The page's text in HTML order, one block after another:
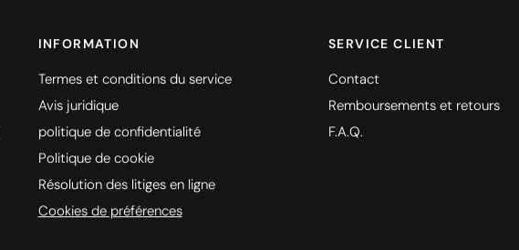
INFORMATION
Termes et conditions du service
Avis juridique
politique de confidentialité
Politique de cookie
Résolution des litiges en ligne
Cookies de préférences
SERVICE CLIENT
Contact
Remboursements et retours
F.A.Q.